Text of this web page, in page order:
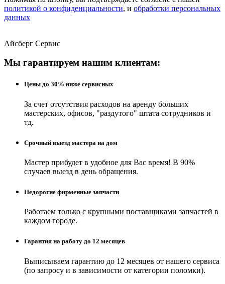
политикой о конфиденциальности, и обработки персональных
данных
Айсберг Сервис
Мы гарантируем нашим клиентам:
Цены до 30% ниже сервисных
За счет отсутствия расходов на аренду больших
мастерских, офисов, "раздутого" штата сотрудников и
тд.
Срочный выезд мастера на дом
Мастер прибудет в удобное для Вас время! В 90%
случаев выезд в день обращения.
Недорогие фирменные запчасти
Работаем только с крупными поставщиками запчастей в
каждом городе.
Гарантия на работу до 12 месяцев
Выписываем гарантию до 12 месяцев от нашего сервиса
(по запросу и в зависимости от категории поломки).